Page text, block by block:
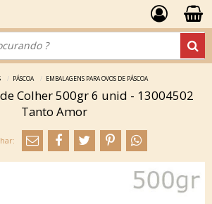
PÁSCOA EMBALAGENS PARA OVOS DE PÁSCOA
Colher 500gr 6 unid - 13004502
Tanto Amor